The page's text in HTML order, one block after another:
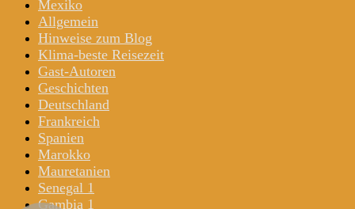
Mexiko
Allgemein
Hinweise zum Blog
Klima-beste Reisezeit
Gast-Autoren
Geschichten
Deutschland
Frankreich
Spanien
Marokko
Mauretanien
Senegal 1
Gambia 1